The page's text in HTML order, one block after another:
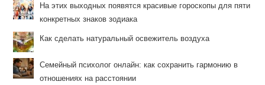
На этих выходных появятся красивые гороскопы для пяти
конкретных знаков зодиака
Как сделать натуральный освежитель воздуха
Семейный психолог онлайн: как сохранить гармонию в
отношениях на расстоянии